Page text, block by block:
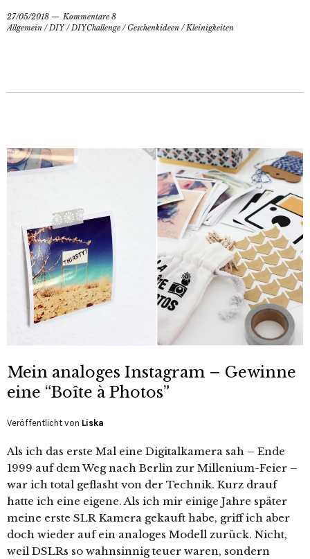
27/05/2018
Kommentare 8
Allgemein /DIY/DIYChallenge /Geschenkideen /Kleinigkeiten
Mein analoges Instagram – Gewinne
eine “Boîte à Photos”
Veröffentlicht von Liska
Als ich das erste Mal eine Digitalkamera sah – Ende
1999 auf dem Weg nach Berlin zur Millenium-Feier –
war ich total geflasht von der Technik. Kurz drauf
hatte ich eine eigene. Als ich mir einige Jahre später
meine erste SLR Kamera gekauft habe, griff ich aber
doch wieder auf ein analoges Modell zurück. Nicht,
weil DSLRs so wahnsinnig teuer waren, sondern